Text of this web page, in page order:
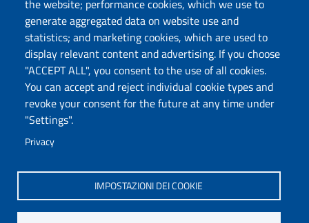
the website; performance cookies, which we use to
generate aggregated data on website use and
statistics; and marketing cookies, which are used to
display relevant content and advertising. If you choose
"ACCEPT ALL", you consent to the use of all cookies.
You can accept and reject individual cookie types and
revoke your consent for the future at any time under
"Settings".
Privacy
IMPOSTAZIONI DEI COOKIE
Università degli Studi di Sassari
Dipartimento di Agraria
Viale Italia 39/a, 07100 Sassari
Tel. +39 079 229204
www.uniss.it
Protocollo
Follow us